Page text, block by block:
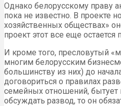
Однако белорусскому праву
пока не известно. В проекте
хозяйственных обществах»
проект этот все еще остается
И кроме того, пресловутый
многим белорусским
большинству из них) до
договориться о правилах
семейных отношений, бытует
обсуждать развод, то он